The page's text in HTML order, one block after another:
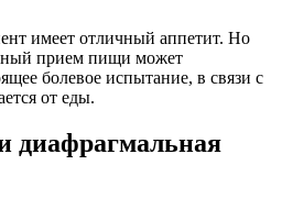
имеет отличный аппетит. Но
прием пищи может
болевое испытание, в связи с
от еды.
диафрагмальная